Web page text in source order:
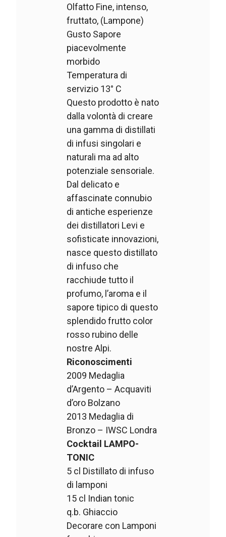
Olfatto Fine, intenso,
fruttato, (Lampone)
Gusto Sapore
piacevolmente
morbido
Temperatura di
servizio 13° C
Questo prodotto è nato
dalla volontà di creare
una gamma di distillati
di infusi singolari e
naturali ma ad alto
potenziale sensoriale.
Dal delicato e
affascinate connubio
di antiche esperienze
dei distillatori Levi e
sofisticate innovazioni,
nasce questo distillato
di infuso che
racchiude tutto il
profumo, l’aroma e il
sapore tipico di questo
splendido frutto color
rosso rubino delle
nostre Alpi.
Riconoscimenti
2009 Medaglia
d’Argento – Acquaviti
d’oro Bolzano
2013 Medaglia di
Bronzo – IWSC Londra
Cocktail LAMPO-
TONIC
5 cl Distillato di infuso
di lamponi
15 cl Indian tonic
q.b. Ghiaccio
Decorare con Lamponi